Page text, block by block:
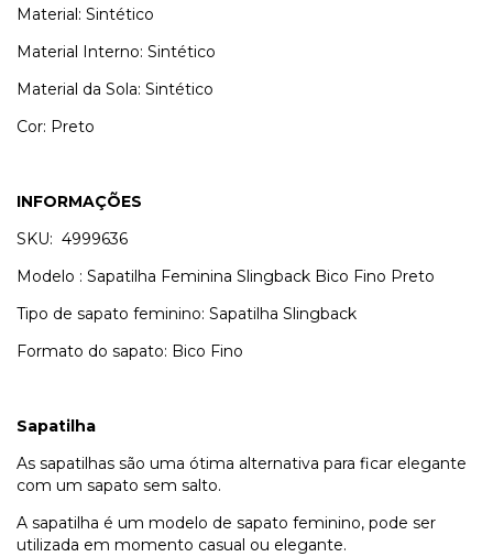
Material: Sintético
Material Interno: Sintético
Material da Sola: Sintético
Cor: Preto
INFORMAÇÕES
SKU: 4999636
Modelo : Sapatilha Feminina Slingback Bico Fino Preto
Tipo de sapato feminino: Sapatilha Slingback
Formato do sapato: Bico Fino
Sapatilha
As sapatilhas são uma ótima alternativa para ficar elegante
com um sapato sem salto.
A sapatilha é um modelo de sapato feminino, pode ser
utilizada em momento casual ou elegante.